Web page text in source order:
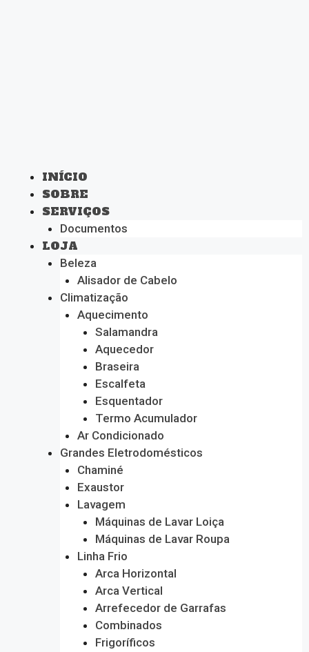
INÍCIO
SOBRE
SERVIÇOS
Documentos
LOJA
Beleza
Alisador de Cabelo
Climatização
Aquecimento
Salamandra
Aquecedor
Braseira
Escalfeta
Esquentador
Termo Acumulador
Ar Condicionado
Grandes Eletrodomésticos
Chaminé
Exaustor
Lavagem
Máquinas de Lavar Loiça
Máquinas de Lavar Roupa
Linha Frio
Arca Horizontal
Arca Vertical
Arrefecedor de Garrafas
Combinados
Frigoríficos